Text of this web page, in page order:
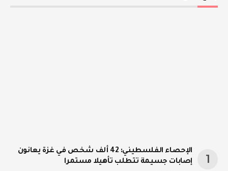
الإحصاء الفلسطيني: 42 ألف شخص في غزة يعانون
إصابات جسيمة تتطلب تأهيلا مستمرا